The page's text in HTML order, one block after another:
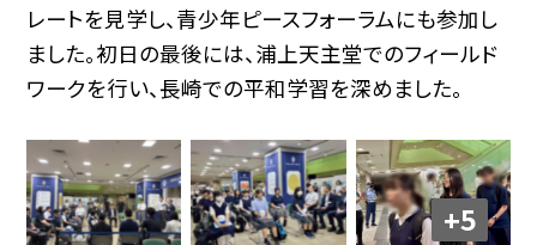
レートを見学し、青少年ピースフォーラムにも参加し
ました。初日の最後には、浦上天主堂でのフィールド
ワークを行い、長崎での平和学習を深めました。
+5